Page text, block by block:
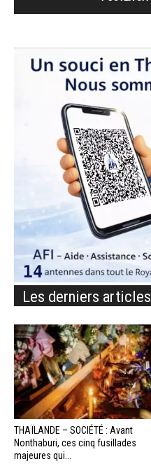
Les derniers articles
THAÏLANDE – SOCIÉTÉ : Avant
Nonthaburi, ces cinq fusillades
majeures qui...